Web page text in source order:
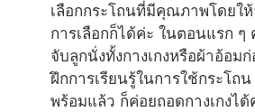
เลือกกระโถนที่มีคุณภาพโดยใ
การเลือกก็ได้ค่ะ ในตอนแรก
จับลูกนั่งทั้งกางเกงหรือผ้าอ้อม
ฝึกการเรียนรู้ในการใช้กระโถ
พร้อมแล้ว ก็ค่อยถอดกางเกงได้